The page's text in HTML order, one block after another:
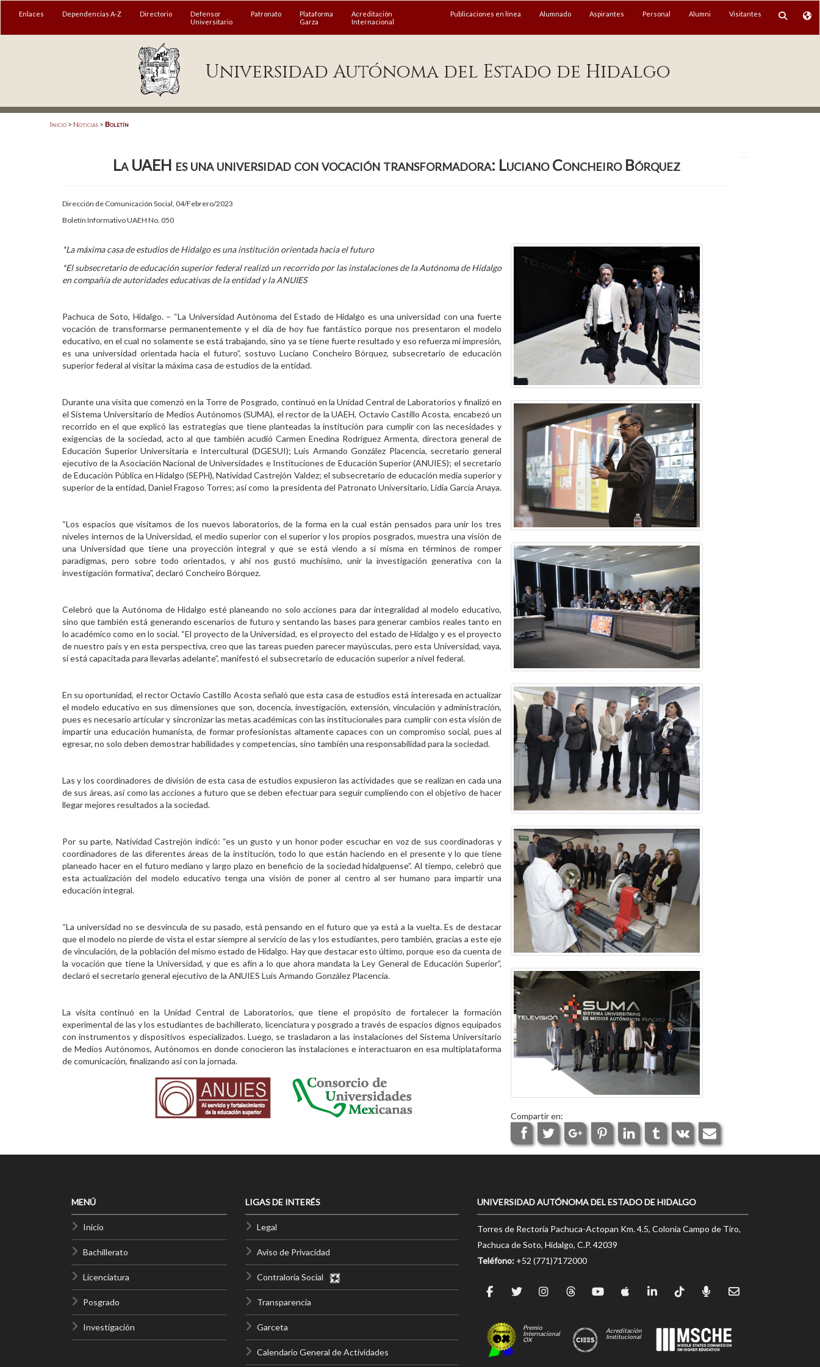
MENÚ
Acreditación Internacional
Enlaces Dependencias A-Z Directorio
Defensor
Universitario
Patronato
Plataforma
Garza
Acreditación
Internacional
Publicaciones en línea Alumnado Aspirantes Personal Alumni Visitantes
Universidad Autónoma del Estado de Hidalgo
Inicio > Noticias > Boletín
La UAEH es una universidad con vocación transformadora: Luciano Concheiro Bórquez
Dirección de Comunicación Social, 04/Febrero/2023
Boletín Informativo UAEH No. 050
*La máxima casa de estudios de Hidalgo es una institución orientada hacia el futuro
*El subsecretario de educación superior federal realizó un recorrido por las instalaciones de la Autónoma de Hidalgo
en compañía de autoridades educativas de la entidad y la ANUIES
Pachuca de Soto, Hidalgo. – “La Universidad Autónoma del Estado de Hidalgo es una universidad con una fuerte
vocación de transformarse permanentemente y el día de hoy fue fantástico porque nos presentaron el modelo
educativo, en el cual no solamente se está trabajando, sino ya se tiene fuerte resultado y eso refuerza mi impresión,
es una universidad orientada hacia el futuro”, sostuvo Luciano Concheiro Bórquez, subsecretario de educación
superior federal al visitar la máxima casa de estudios de la entidad.
Durante una visita que comenzó en la Torre de Posgrado, continuó en la Unidad Central de Laboratorios y finalizó en
el Sistema Universitario de Medios Autónomos (SUMA), el rector de la UAEH, Octavio Castillo Acosta, encabezó un
recorrido en el que explicó las estrategias que tiene planteadas la institución para cumplir con las necesidades y
exigencias de la sociedad, acto al que también acudió Carmen Enedina Rodríguez Armenta, directora general de
Educación Superior Universitaria e Intercultural (DGESUI); Luis Armando González Placencia, secretario general
ejecutivo de la Asociación Nacional de Universidades e Instituciones de Educación Superior (ANUIES); el secretario
de Educación Pública en Hidalgo (SEPH), Natividad Castrejón Valdez; el subsecretario de educación media superior y
superior de la entidad, Daniel Fragoso Torres; así como la presidenta del Patronato Universitario, Lidia García Anaya.
“Los espacios que visitamos de los nuevos laboratorios, de la forma en la cual están pensados para unir los tres
niveles internos de la Universidad, el medio superior con el superior y los propios posgrados, muestra una visión de
una Universidad que tiene una proyección integral y que se está viendo a sí misma en términos de romper
paradigmas, pero sobre todo orientados, y ahí nos gustó muchísimo, unir la investigación generativa con la
investigación formativa”, declaró Concheiro Bórquez.
Celebró que la Autónoma de Hidalgo esté planeando no solo acciones para dar integralidad al modelo educativo,
sino que también está generando escenarios de futuro y sentando las bases para generar cambios reales tanto en
lo académico como en lo social. “El proyecto de la Universidad, es el proyecto del estado de Hidalgo y es el proyecto
de nuestro país y en esta perspectiva, creo que las tareas pueden parecer mayúsculas, pero esta Universidad, vaya,
sí está capacitada para llevarlas adelante”, manifestó el subsecretario de educación superior a nivel federal.
En su oportunidad, el rector Octavio Castillo Acosta señaló que esta casa de estudios está interesada en actualizar
el modelo educativo en sus dimensiones que son, docencia, investigación, extensión, vinculación y administración,
pues es necesario articular y sincronizar las metas académicas con las institucionales para cumplir con esta visión de
impartir una educación humanista, de formar profesionistas altamente capaces con un compromiso social, pues al
egresar, no solo deben demostrar habilidades y competencias, sino también una responsabilidad para la sociedad.
Las y los coordinadores de división de esta casa de estudios expusieron las actividades que se realizan en cada una
de sus áreas, así como las acciones a futuro que se deben efectuar para seguir cumpliendo con el objetivo de hacer
llegar mejores resultados a la sociedad.
Por su parte, Natividad Castrejón indicó: “es un gusto y un honor poder escuchar en voz de sus coordinadoras y
coordinadores de las diferentes áreas de la institución, todo lo que están haciendo en el presente y lo que tiene
planeado hacer en el futuro mediano y largo plazo en beneficio de la sociedad hidalguense”. Al tiempo, celebró que
esta actualización del modelo educativo tenga una visión de poner al centro al ser humano para impartir una
educación integral.
“La universidad no se desvincula de su pasado, está pensando en el futuro que ya está a la vuelta. Es de destacar
que el modelo no pierde de vista el estar siempre al servicio de las y los estudiantes, pero también, gracias a este eje
de vinculación, de la población del mismo estado de Hidalgo. Hay que destacar esto último, porque eso da cuenta de
la vocación que tiene la Universidad, y que es afín a lo que ahora mandata la Ley General de Educación Superior”,
declaró el secretario general ejecutivo de la ANUIES Luis Armando González Placencia.
La visita continuó en la Unidad Central de Laboratorios, que tiene el propósito de fortalecer la formación
experimental de las y los estudiantes de bachillerato, licenciatura y posgrado a través de espacios dignos equipados
con instrumentos y dispositivos especializados. Luego, se trasladaron a las instalaciones del Sistema Universitario
de Medios Autónomos, Autónomos en donde conocieron las instalaciones e interactuaron en esa multiplataforma
de comunicación, finalizando así con la jornada.
Compartir en:
MENÚ
Inicio
Bachillerato
Licenciatura
Posgrado
Investigación
LIGAS DE INTERÉS
Legal
Aviso de Privacidad
Contraloría Social
Transparencia
Garceta
Calendario General de Actividades
UNIVERSIDAD AUTÓNOMA DEL ESTADO DE HIDALGO
Torres de Rectoría Pachuca-Actopan Km. 4.5, Colonia Campo de Tiro,
Pachuca de Soto, Hidalgo, C.P. 42039
Teléfono: +52 (771)7172000
Premio
Internacional
OX
Acreditación
Institucional